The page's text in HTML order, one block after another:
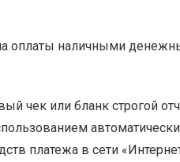
оплаты наличными
чек или бланк строгой
платежа в сети